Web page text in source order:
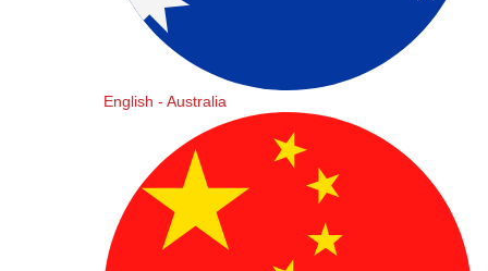
English - Australia